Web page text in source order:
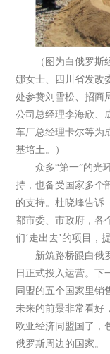
（图为白俄罗
娜女士、四川省发改
处参赞刘雪松、招商
公司总经理李海欣、
车厂总经理卡尔等为
基培土。）
众多“第一”的光
持，也备受国家多个
的支持。杜晓峰告诉
都市委、市政府，各
们‘走出去’的项目，
新筑路桥跟白俄
日正式投入运营。下
同盟的五个国家里销
未来的前景非常看好
欧亚经济同盟国了，
俄罗斯周边的国家。